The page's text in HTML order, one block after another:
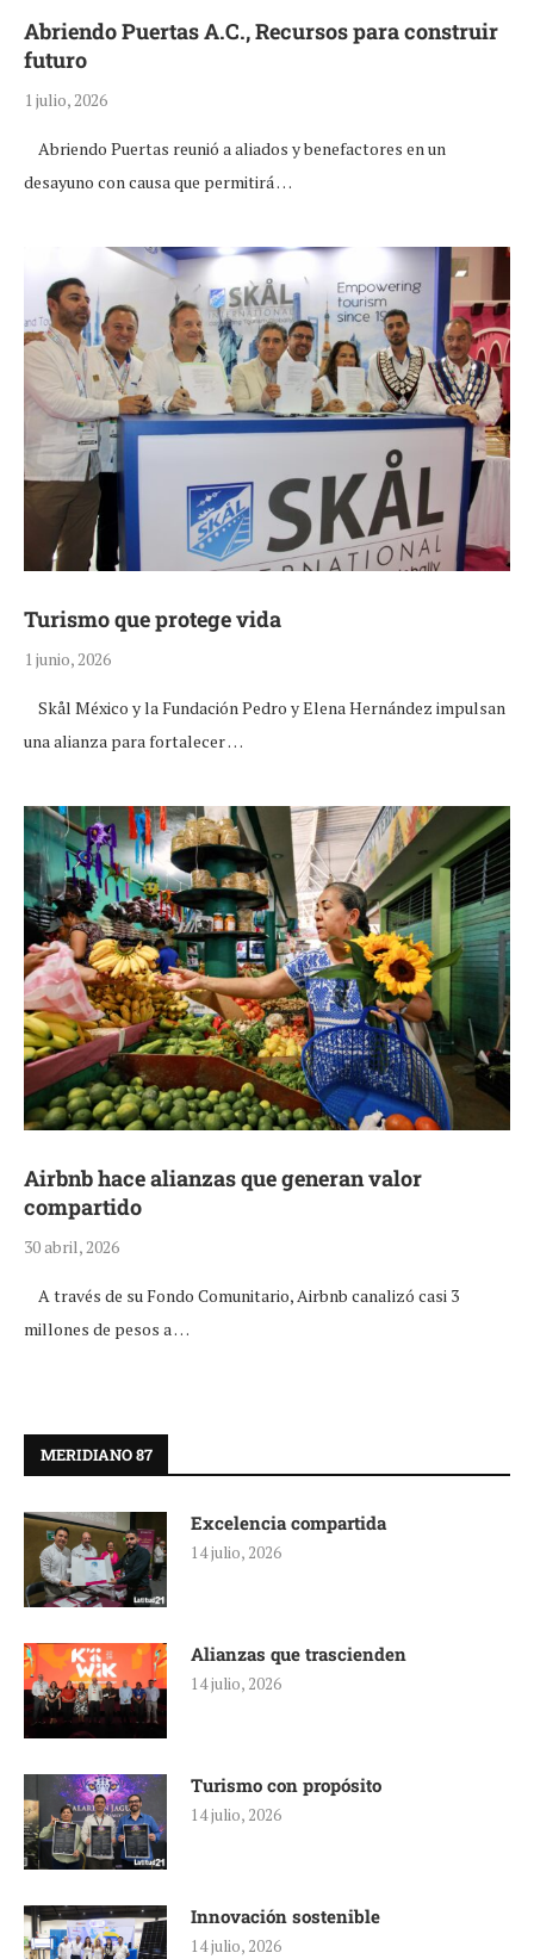
Abriendo Puertas A.C., Recursos para construir
futuro
1 julio, 2026
Abriendo Puertas reunió a aliados y benefactores en un
desayuno con causa que permitirá …
Turismo que protege vida
1 junio, 2026
Skål México y la Fundación Pedro y Elena Hernández impulsan
una alianza para fortalecer …
Airbnb hace alianzas que generan valor
compartido
30 abril, 2026
A través de su Fondo Comunitario, Airbnb canalizó casi 3
millones de pesos a …
MERIDIANO 87
Excelencia compartida
14 julio, 2026
Alianzas que trascienden
14 julio, 2026
Turismo con propósito
14 julio, 2026
Innovación sostenible
14 julio, 2026